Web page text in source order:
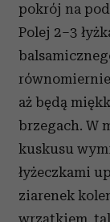
pokrój na
Polej 2–3
aż będą
brzegach. W
kuskusu
łyżeczkami
ziarenek
wrzątkiem,